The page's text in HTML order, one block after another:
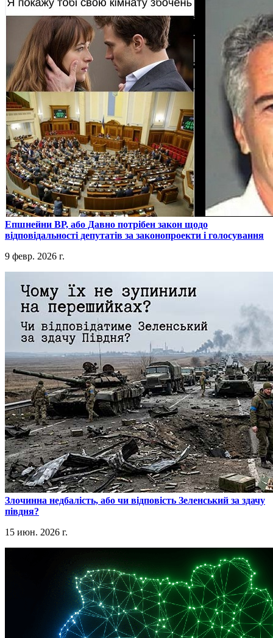
​Епшнейни ВР, або Давно потрібен закон щодо
відповідальності депутатів за законопроекти і голосування
9 февр. 2026 г.
​Злочинна недбалість, або чи відповість Зеленський за здачу
півдня?
15 июн. 2026 г.